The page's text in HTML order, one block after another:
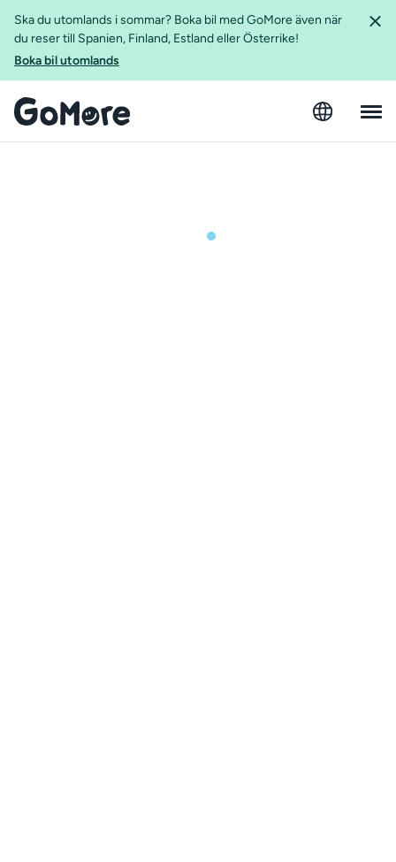
Ska du utomlands i sommar? Boka bil med GoMore även när
du reser till Spanien, Finland, Estland eller Österrike!
Boka bil utomlands